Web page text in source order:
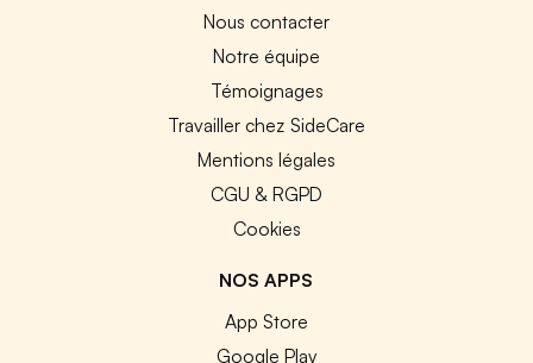
Nous contacter
Notre équipe
Témoignages
Travailler chez SideCare
Mentions légales
CGU & RGPD
Cookies
NOS APPS
App Store
Google Play